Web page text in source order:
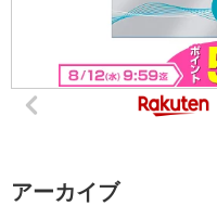
アーカイブ